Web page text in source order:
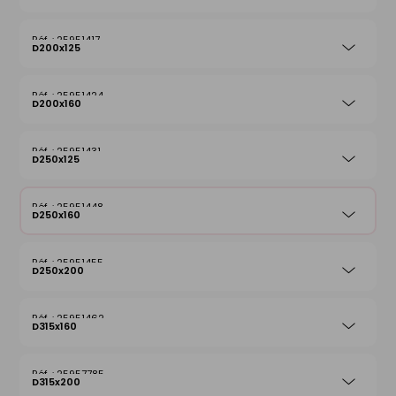
25951417
D200x125
25951424
D200x160
25951431
D250x125
25951448
D250x160
25951455
D250x200
25951462
D315x160
25957785
D315x200